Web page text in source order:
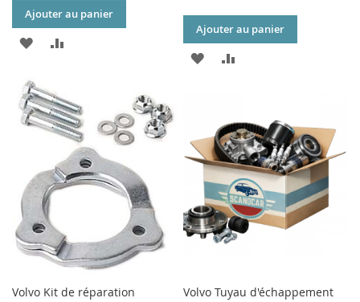
Ajouter au panier
AJOUTER
MA
LISTE
D’ENVIE
COMPARATEUR
Ajouter au panier
AJOUTER
LISTE
D’ENVIE
Volvo Kit de réparation
Volvo Tuyau d'échappement